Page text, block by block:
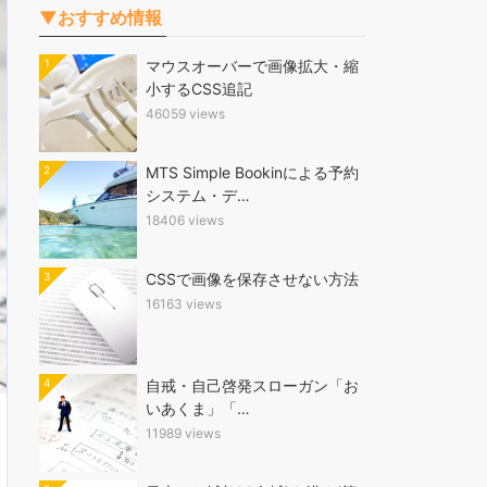
▼おすすめ情報
1
マウスオーバーで画像拡大・縮
小するCSS追記
46059 views
2
MTS Simple Bookinによる予約
システム・デ…
18406 views
3 CSSで画像を保存させない方法
16163 views
4
自戒・自己啓発スローガン「お
いあくま」「…
11989 views